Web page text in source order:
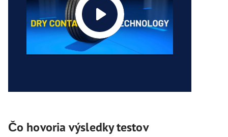
Čo hovoria výsledky testov